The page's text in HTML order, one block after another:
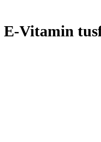
E-Vitamin